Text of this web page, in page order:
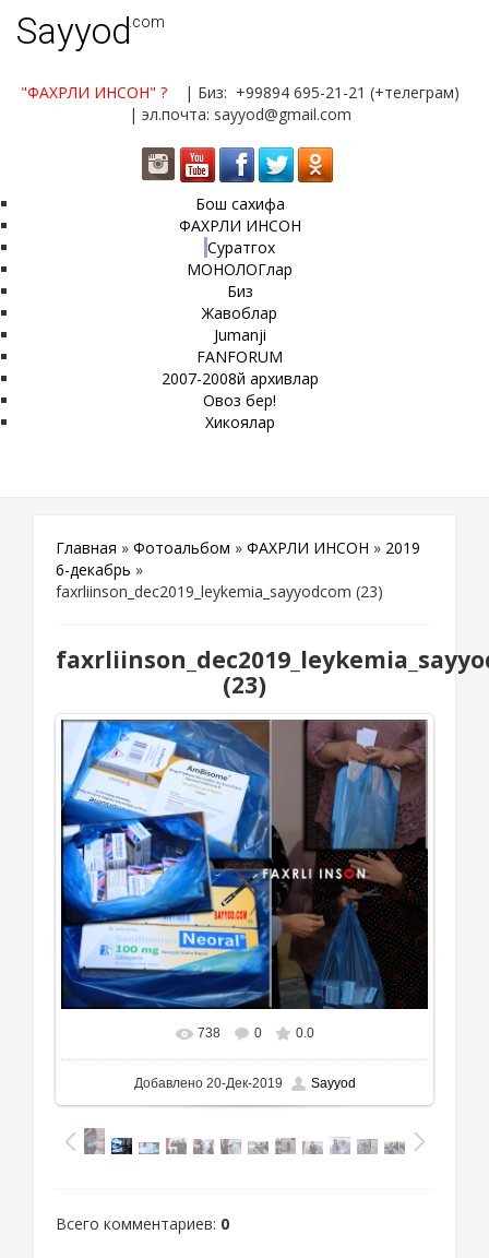
Sayyod.com
"ФАХРЛИ ИНСОН" ?
| Биз: +99894 695-21-21 (+телеграм)
| эл.почта: sayyod@gmail.com
Бош сахифа
ФАХРЛИ ИНСОН
Суратгох
МОНОЛОГлар
Биз
Жавоблар
Jumanji
FANFORUM
2007-2008й архивлар
Овоз бер!
Хикоялар
Главная » Фотоальбом » ФАХРЛИ ИНСОН » 2019
6-декабрь »
faxrliinson_dec2019_leykemia_sayyodcom (23)
(23)
738 0 0.0
Добавлено20-Дек-2019 Sayyod
Всего комментариев: 0